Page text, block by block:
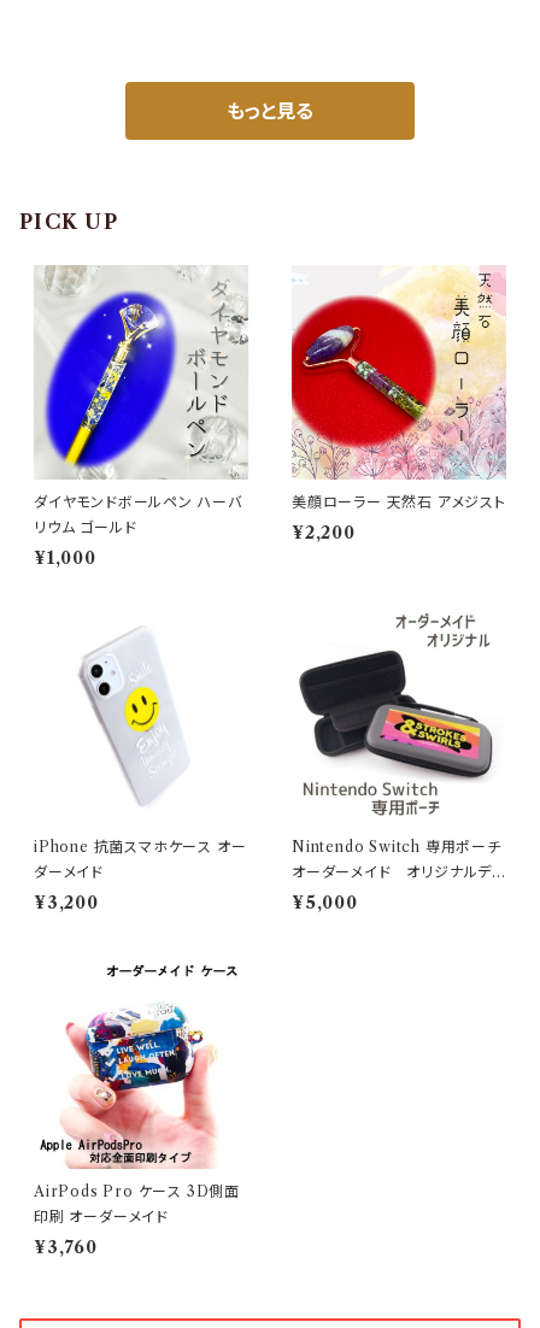
もっと見る
PICK UP
ダイヤモンドボールペン ハーバ
リウム ゴールド
¥1,000
美顔ローラー 天然石 アメジスト
¥2,200
iPhone 抗菌スマホケース オー
ダーメイド
¥3,200
Nintendo Switch 専用ポーチ
オーダーメイド オリジナルデ
ザイン
¥5,000
AirPods Pro ケース 3D側面
印刷 オーダーメイド
¥3,760